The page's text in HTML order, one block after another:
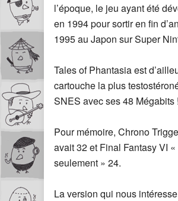
l’époque, le jeu ayant été
en 1994 pour sortir en fin
1995 au Japon sur Super
Tales of Phantasia est
cartouche la plus
SNES avec ses 48 Mégabits !
Pour mémoire, Chrono
avait 32 et Final Fantasy VI «
seulement » 24.
La version qui nous intéresse